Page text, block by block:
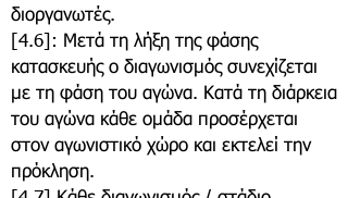
διοργανωτές.
[4.6]: Μετά τη λήξη της φάσης
κατασκευής ο διαγωνισμός συνεχίζεται
με τη φάση του αγώνα. Κατά τη διάρκεια
του αγώνα κάθε ομάδα προσέρχεται
στον αγωνιστικό χώρο και εκτελεί την
πρόκληση.